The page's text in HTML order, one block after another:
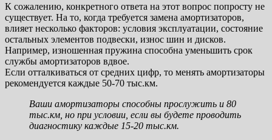
К сожалению, конкретного ответа на этот вопрос попросту не
существует. На то, когда требуется замена амортизаторов,
влияет несколько факторов: условия эксплуатации, состояние
остальных элементов подвески, износ шин и дисков.
Например, изношенная пружина способна уменьшить срок
службы амортизаторов вдвое.
Если отталкиваться от средних цифр, то менять амортизаторы
рекомендуется каждые 50-70 тыс.км.
Ваши амортизаторы способны прослужить и 80
тыс.км, но при условии, если вы будете проводить
диагностику каждые 15-20 тыс.км.